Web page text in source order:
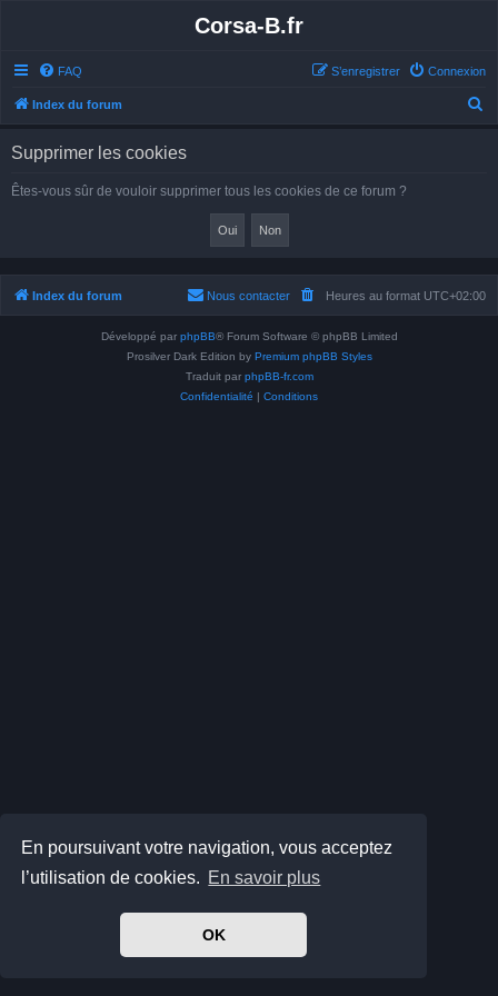
En poursuivant votre navigation, vous acceptez
l’utilisation de cookies. En savoir plus
OK
Corsa-B.fr
FAQ Connexion
S’enregistrer
Index du forum
e
Supprimer les cookies
Êtes-vous sûr de vouloir supprimer tous les cookies de ce forum ?
Index du forum Heures au format UTC+02:00
Nous contacter
Développé par phpBB® Forum Software © phpBB Limited
Prosilver Dark Edition by Premium phpBB Styles
Traduit par phpBB-fr.com
Confidentialité | Conditions